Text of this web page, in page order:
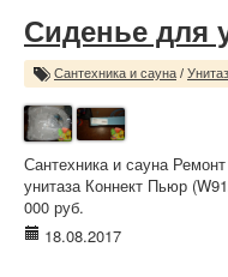
Сиденье для
Сантехника и сауна /
Сантехника и сауна
унитаза Коннект Пьюр
000 руб.
18.08.2017